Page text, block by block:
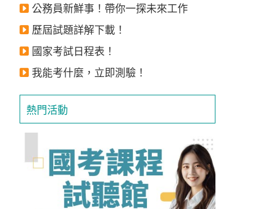
公務員新鮮事！帶你一探未來工作
歷屆試題詳解下載！
國家考試日程表！
我能考什麼，立即測驗！
熱門活動